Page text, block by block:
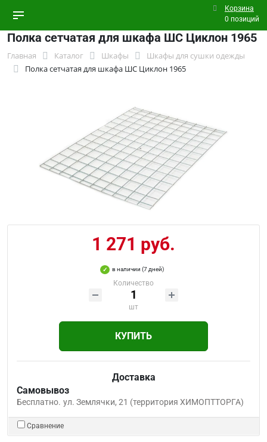
Корзина
0 позиций
Полка сетчатая для шкафа ШС Циклон 1965
Главная Каталог Шкафы
Шкафы для сушки одежды
Полка сетчатая для шкафа ШС Циклон 1965
1 271 руб.
в наличии (7 дней)
Количество
шт
КУПИТЬ
Доставка
Самовывоз
Бесплатно. ул. Землячки, 21 (территория ХИМОПТТОРГА)
Сравнение